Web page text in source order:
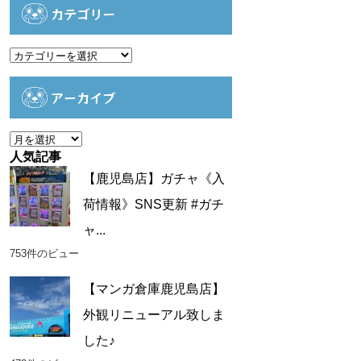
カテゴリー
カ
アーカイブ
ア
ー
カ
イ
ブ
人気記事
【鹿児島店】ガチャ《入
荷情報》SNS更新 #ガチ
ャ...
753件のビュー
【マンガ倉庫鹿児島店】
外観リニューアル致しま
した♪